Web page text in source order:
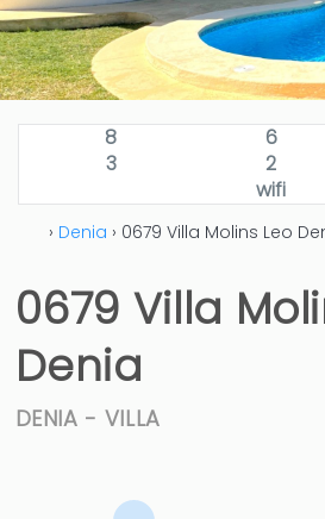
8 6
3
2
wifi
› Denia › 0679 Villa Molins Leo
0679 Villa
Denia
DENIA - VILLA